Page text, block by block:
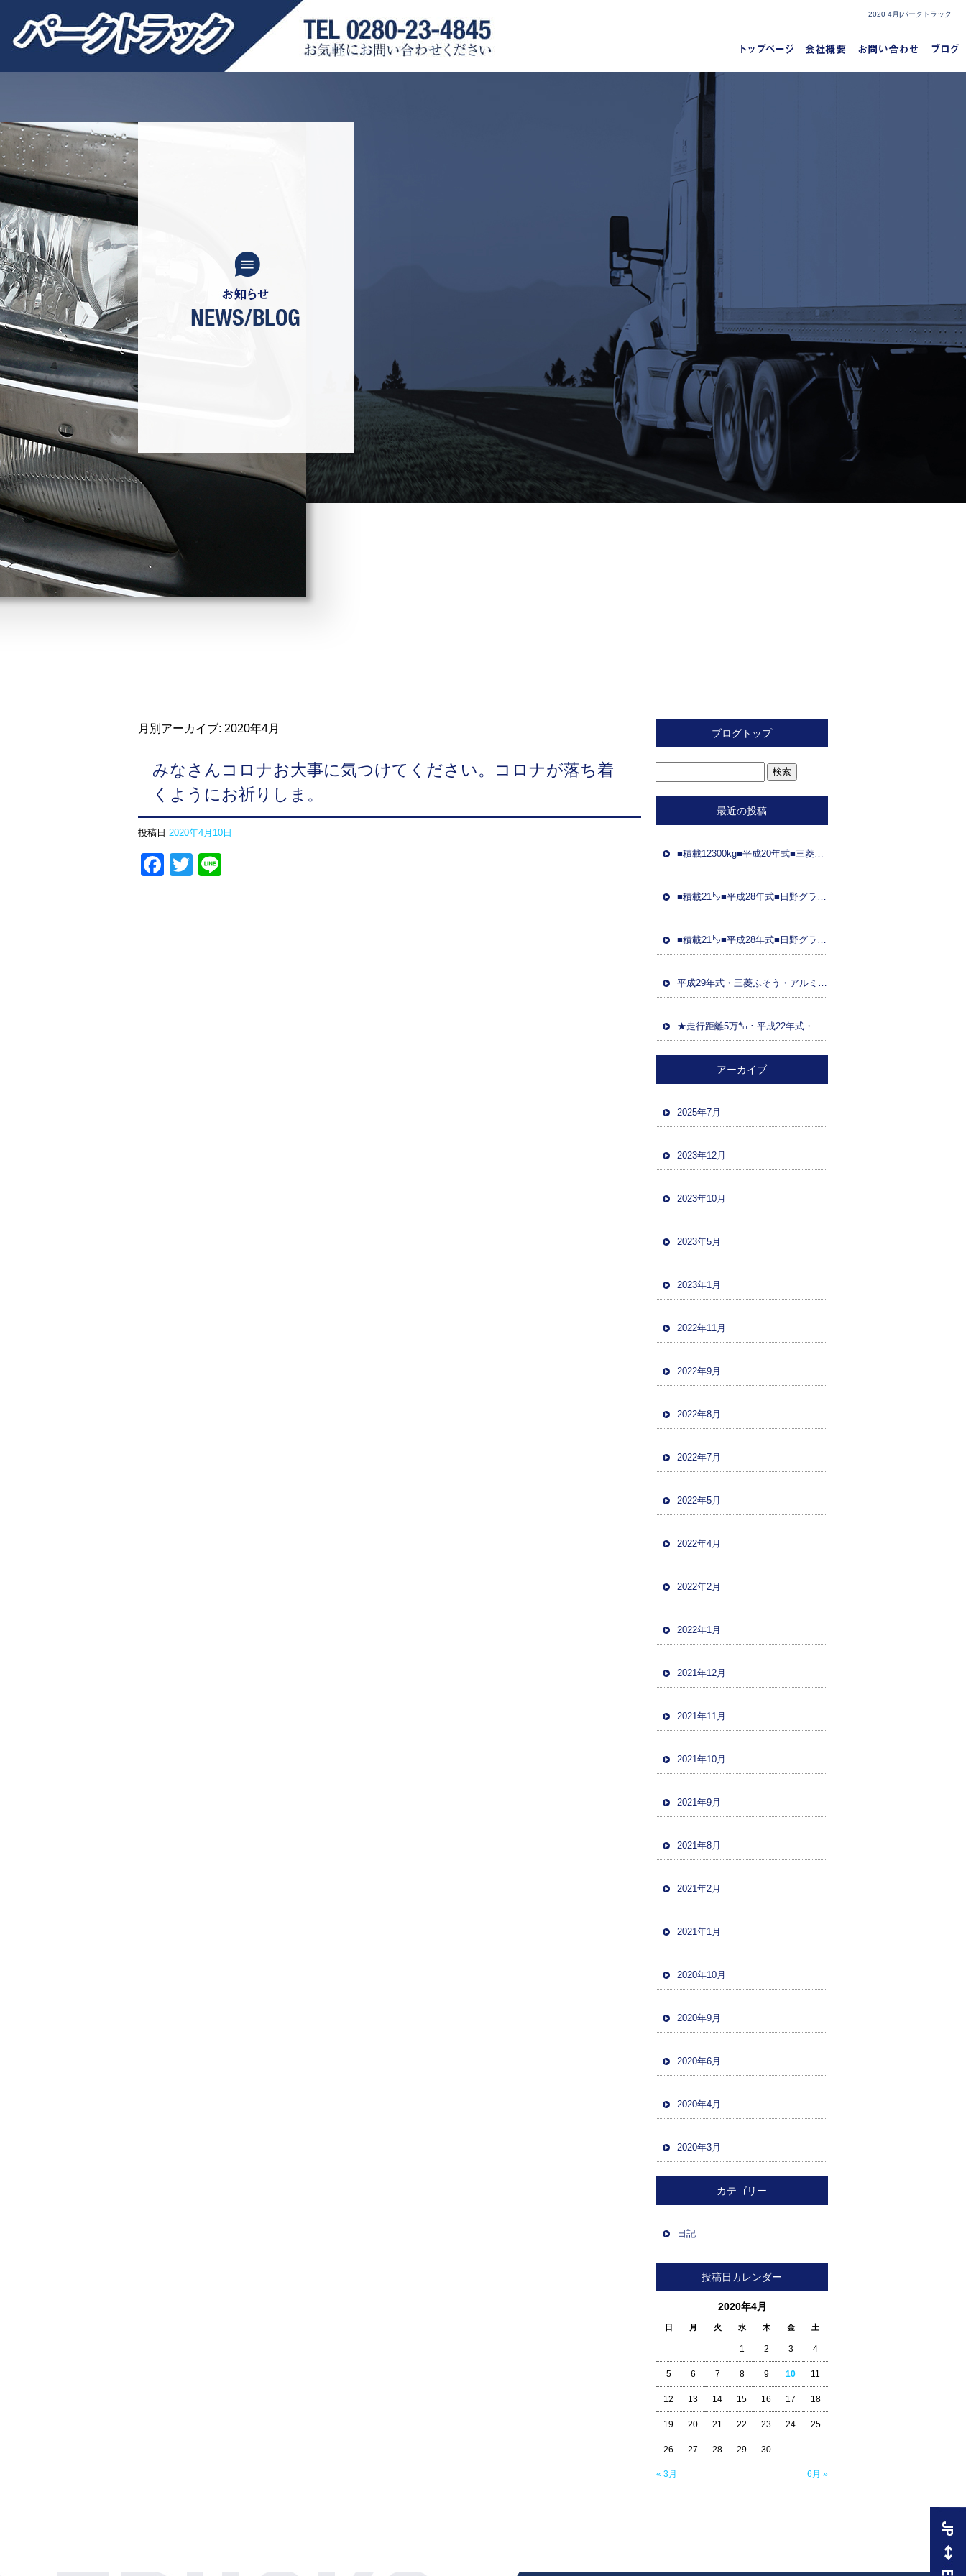
2020 4月|パークトラック
月別アーカイブ: 2020年4月
みなさんコロナお大事に気つけてください。コロナが落ち着
くようにお祈りしま。
投稿日 2020年4月10日
Facebook
Twitter
ブログトップ
最近の投稿
■積載12300kg■平成20年式■三菱ふそう■スライド重機運搬車■距離89万㌔■ラジコン■フジタ製ボディ■ 車検令和8年2月26日■国産エンジン
■積載21㌧■平成28年式■日野グラプロ■平成28年式トレーラーダンプセット(コボレーン付)■車検8年3月21日■距離48万㌔■ETC■土砂ダンプ
■積載21㌧■平成28年式■日野グラプ■平成28年式トレーラーダンプセット(コボレーン)■車検8年3月31日■距離95万㌔■ドラレコ■土砂ダンプ
平成29年式・三菱ふそう・アルミウイング(日本トレクス)・マニュアルF7・積載13600kg・距離86万㌔・380馬力・バックカメラ
★走行距離5万㌔・平成22年式・三菱ファイター・ハイジャッキセルフローダー・車検令和5年12月・バックカメラ・ツーデフ・積載10700kg★
アーカイブ
2025年7月
2023年12月
2023年10月
2023年5月
2023年1月
2022年11月
2022年9月
2022年8月
2022年7月
2022年5月
2022年4月
2022年2月
2022年1月
2021年12月
2021年11月
2021年10月
2021年9月
2021年8月
2021年2月
2021年1月
2020年10月
2020年9月
2020年6月
2020年4月
2020年3月
カテゴリー
日記
投稿日カレンダー
2020年4月
日 月 火 水 木 金 土
« 3月 6月 »
1 2 3 4
5 6 7 8 9 10 11
12 13 14 15 16 17 18
19 20 21 22 23 24 25
26 27 28 29 30